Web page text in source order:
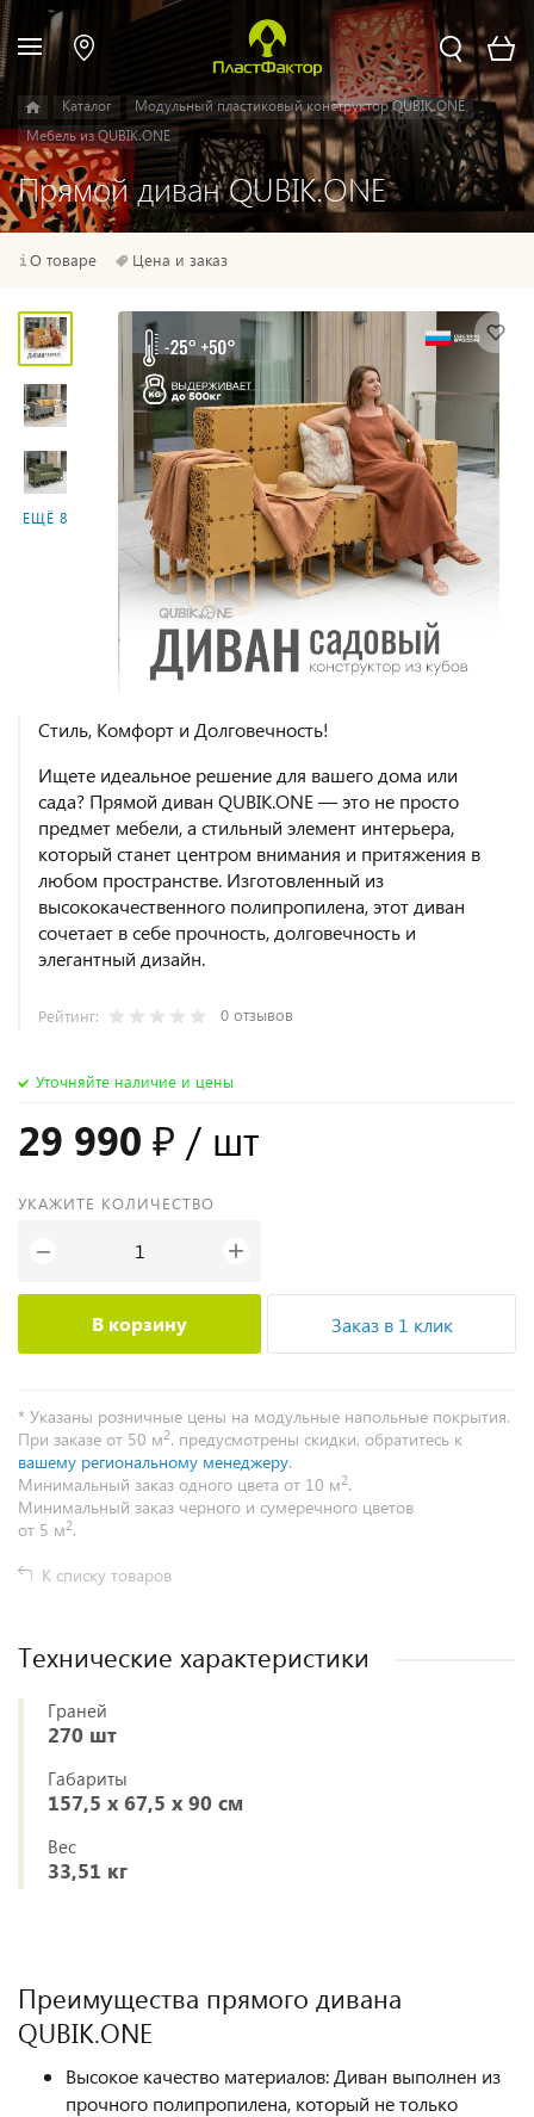
Каталог
Модульный пластиковый конструктор QUBIK.ONE
Мебель из QUBIK.ONE
Прямой диван QUBIK.ONE
О товаре Цена и заказ
ЕЩЁ 8
Стиль, Комфорт и Долговечность!
Ищете идеальное решение для вашего дома или
сада? Прямой диван QUBIK.ONE — это не просто
предмет мебели, а стильный элемент интерьера,
который станет центром внимания и притяжения в
любом пространстве. Изготовленный из
высококачественного полипропилена, этот диван
сочетает в себе прочность, долговечность и
элегантный дизайн.
Рейтинг: 0 отзывов
Уточняйте наличие и цены
29 990 ₽ / шт
УКАЖИТЕ КОЛИЧЕСТВО
− +
В корзину Заказ в 1 клик
* Указаны розничные цены на модульные напольные покрытия.
При заказе от 50 м2. предусмотрены скидки, обратитесь к
вашему региональному менеджеру.
Минимальный заказ одного цвета от 10 м2.
Минимальный заказ черного и сумеречного цветов
от 5 м2.
К списку товаров
Технические характеристики
Граней
270 шт
Габариты
157,5 х 67,5 х 90 см
Вес
33,51 кг
Преимущества прямого дивана
QUBIK.ONE
Высокое качество материалов: Диван выполнен из
прочного полипропилена, который не только